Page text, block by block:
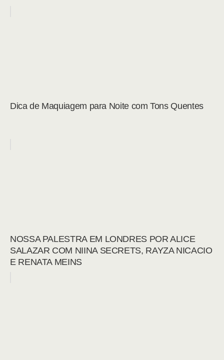
Dica de Maquiagem para Noite com Tons Quentes
NOSSA PALESTRA EM LONDRES POR ALICE
SALAZAR COM NIINA SECRETS, RAYZA NICACIO
E RENATA MEINS